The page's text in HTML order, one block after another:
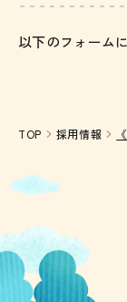
以下のフォーム
TOP 採用情報